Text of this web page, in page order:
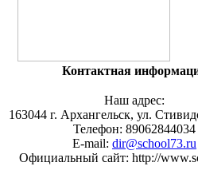
Контактная
Наш адрес:
163044 г. Архангельск, ул.
Телефон: 89062844034
E-mail: dir@school73.ru
Официальный сайт: http://